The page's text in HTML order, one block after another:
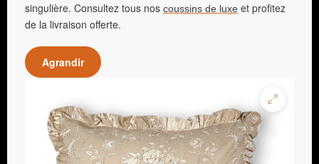
singulière. Consultez tous nos coussins de luxe et profitez
de la livraison offerte.
Agrandir